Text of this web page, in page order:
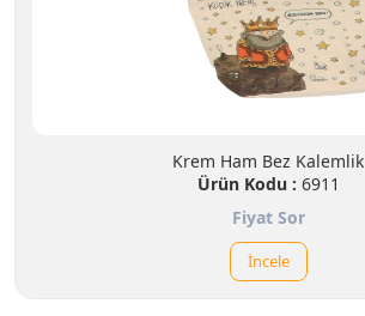
Krem Ham Bez Kalemlik
Ürün Kodu : 6911
Fiyat Sor
İncele